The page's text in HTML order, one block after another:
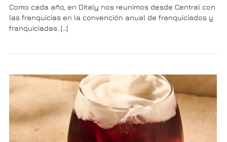
Como cada año, en Ditaly nos reunimos desde Central con
las franquicias en la convención anual de franquiciados y
franquiciadas. […]